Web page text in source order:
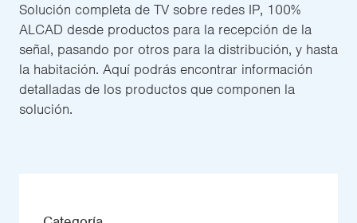
Solución completa de TV sobre redes IP, 100%
ALCAD desde productos para la recepción de la
señal, pasando por otros para la distribución, y hasta
la habitación. Aquí podrás encontrar información
detalladas de los productos que componen la
solución.